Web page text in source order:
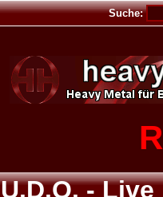
Suche:
U.D.O.- Live